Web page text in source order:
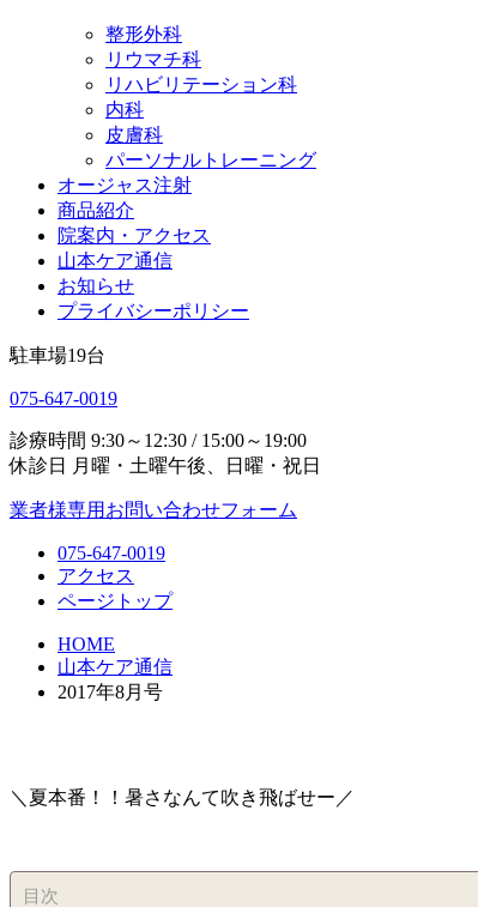
整形外科
リウマチ科
リハビリテーション科
内科
皮膚科
パーソナルトレーニング
オージャス注射
商品紹介
院案内・アクセス
山本ケア通信
お知らせ
プライバシーポリシー
駐車場19台
075-647-0019
診療時間 9:30～12:30 / 15:00～19:00
休診日
月曜・土曜午後、日曜・祝日
業者様専用お問い合わせフォーム
075-647-0019
アクセス
ページトップ
HOME
山本ケア通信
2017年8月号
＼夏本番！！暑さなんて吹き飛ばせー／
目次